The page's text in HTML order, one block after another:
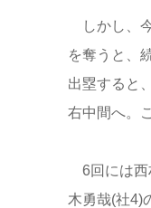
しかし、
を奪うと、
出塁すると
右中間へ。
6回には西
木勇哉(社4)